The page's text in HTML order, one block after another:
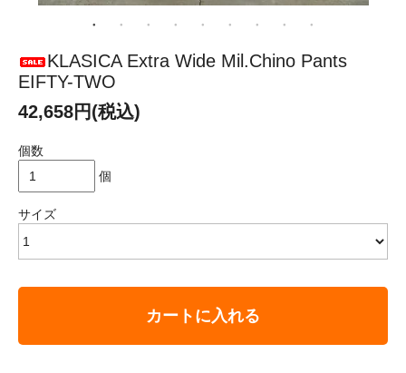
KLASICA Extra Wide Mil.Chino Pants
EIFTY-TWO
42,658円(税込)
個数
個
サイズ
カートに入れる